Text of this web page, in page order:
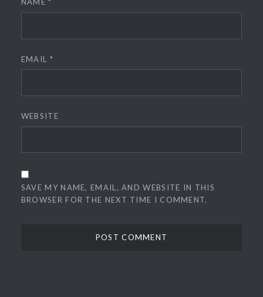
NAME*
EMAIL *
WEBSITE
SAVE MY NAME, EMAIL, AND WEBSITE IN THIS
BROWSER FOR THE NEXT TIME I COMMENT.